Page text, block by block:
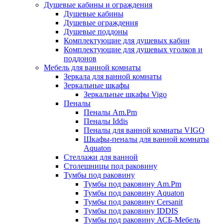
Душевые кабины и ограждения
Душевые кабины
Душевые ограждения
Душевые поддоны
Комплектующие для душевых кабин
Комплектующие для душевых уголков и
поддонов
Мебель для ванной комнаты
Зеркала для ванной комнаты
Зеркальные шкафы
Зеркальные шкафы Vigo
Пеналы
Пеналы Am.Pm
Пеналы Iddis
Пеналы для ванной комнаты VIGO
Шкафы-пеналы для ванной комнаты
Aquaton
Стеллажи для ванной
Столешницы под раковину
Тумбы под раковину
Тумбы под раковину Am.Pm
Тумбы под раковину Aquaton
Тумбы под раковину Cersanit
Тумбы под раковину IDDIS
Тумбы под раковину АСБ-Мебель